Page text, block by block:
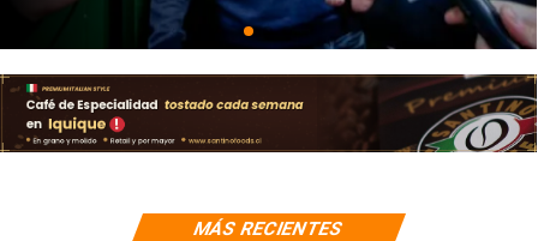
MÁS RECIENTES